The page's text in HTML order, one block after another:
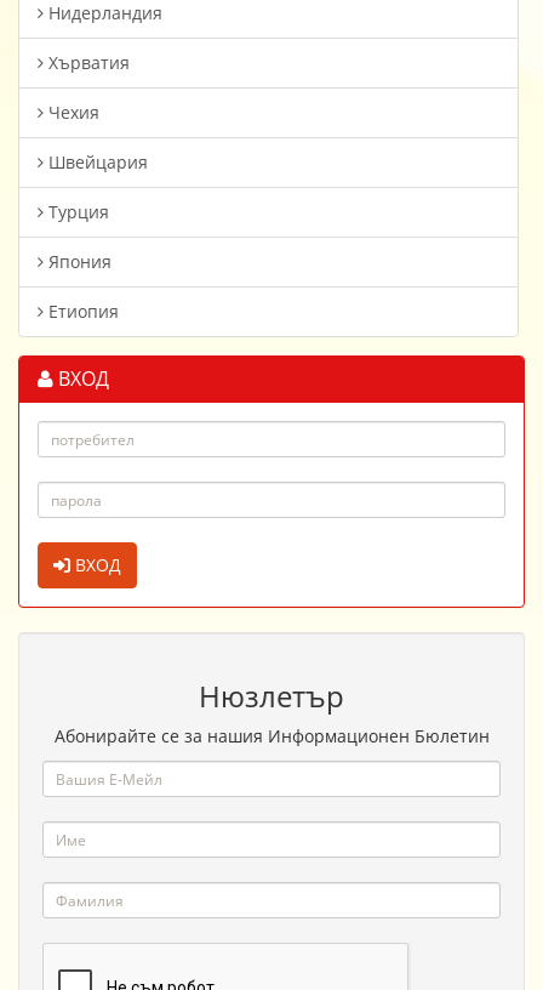
Нидерландия
Хърватия
Чехия
Швейцария
Турция
Япония
Етиопия
ВХОД
ВХОД
Нюзлетър
Абонирайте се за нашия Информационен Бюлетин